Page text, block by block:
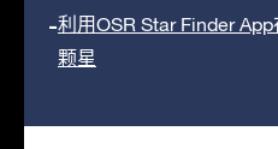
利用OSR Star Finder
颗星